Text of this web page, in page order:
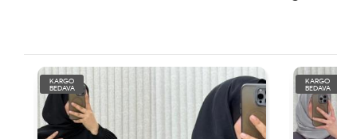
KARGO
BEDAVA
KARGO
BEDAVA